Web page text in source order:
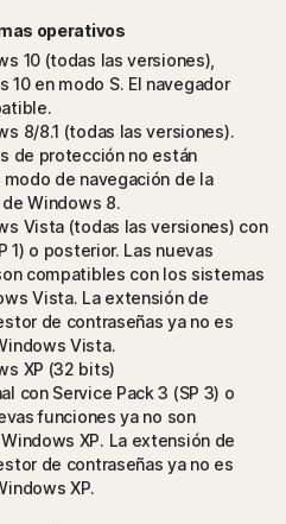
operativos
10 (todas las versiones),
10 en modo S. El navegador
8/8.1 (todas las versiones).
de protección no están
de navegación de la
Windows 8.
Vista (todas las versiones) con
1) o posterior. Las nuevas
compatibles con los sistemas
Vista. La extensión de
de contraseñas ya no es
Vista.
XP (32 bits)
con Service Pack 3 (SP 3) o
funciones ya no son
XP. La extensión de
de contraseñas ya no es
XP.